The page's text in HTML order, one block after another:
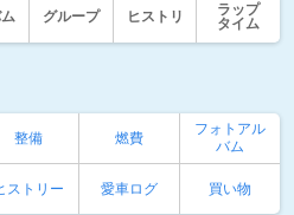
グループ ヒストリ
ラップ
タイム
整備 燃費
フォトアル
バム
ストリー 愛車ログ 買い物